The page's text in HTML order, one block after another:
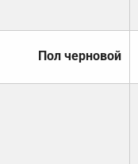
Пол черновой